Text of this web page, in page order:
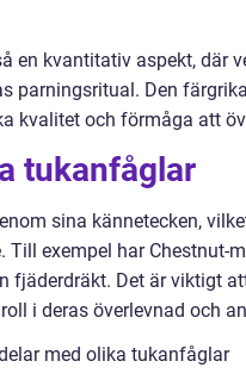
en kvantitativ aspekt, där
parningsritual. Den
kvalitet och förmåga att
tukanfåglar
sina kännetecken,
Till exempel har Chestnut-
fjäderdräkt. Det är viktigt
i deras överlevnad och
med olika tukanfåglar